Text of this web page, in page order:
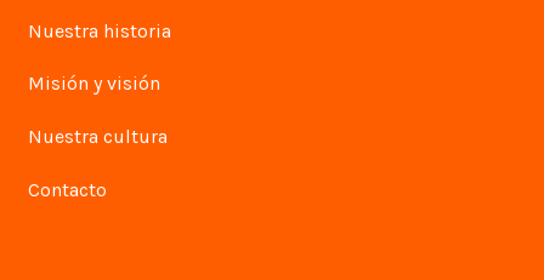
Nuestra historia
Misión y visión
Nuestra cultura
Contacto